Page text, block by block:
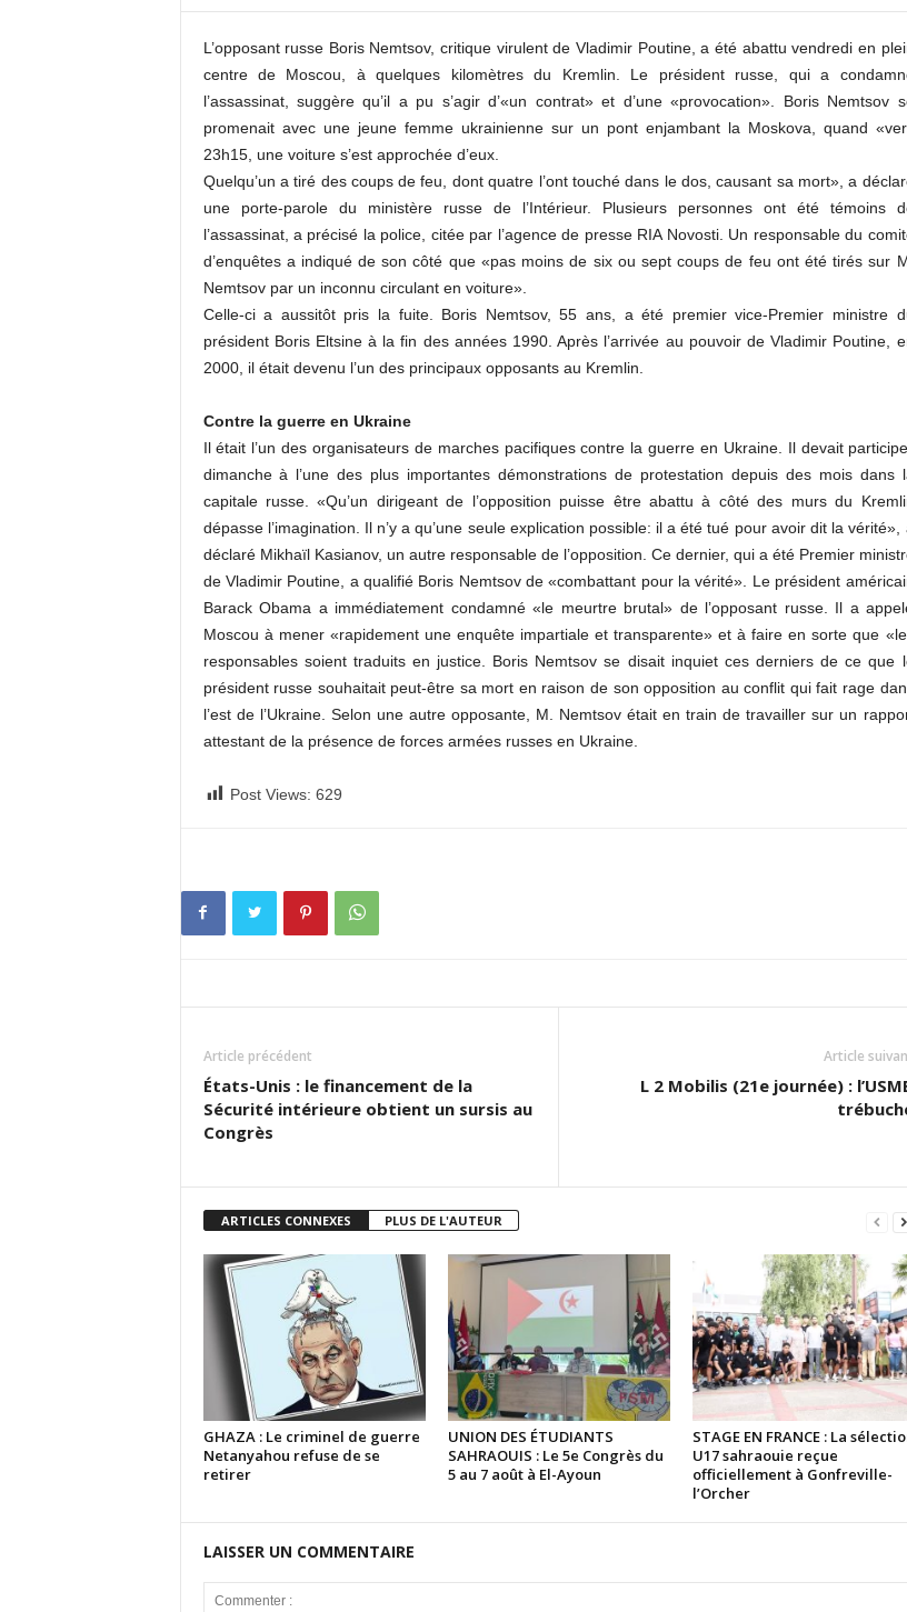
L’opposant russe Boris Nemtsov, critique virulent de Vladimir Poutine, a été abattu vendredi en
centre de Moscou, à quelques kilomètres du Kremlin. Le président russe, qui a
l’assassinat, suggère qu’il a pu s’agir d’«un contrat» et d’une «provocation». Boris Nemtsov
promenait avec une jeune femme ukrainienne sur un pont enjambant la Moskova, quand
23h15, une voiture s’est approchée d’eux.
Quelqu’un a tiré des coups de feu, dont quatre l’ont touché dans le dos, causant sa mort», a
une porte-parole du ministère russe de l’Intérieur. Plusieurs personnes ont été témoins
l’assassinat, a précisé la police, citée par l’agence de presse RIA Novosti. Un responsable du
d’enquêtes a indiqué de son côté que «pas moins de six ou sept coups de feu ont été tirés sur
Nemtsov par un inconnu circulant en voiture».
Celle-ci a aussitôt pris la fuite. Boris Nemtsov, 55 ans, a été premier vice-Premier ministre
président Boris Eltsine à la fin des années 1990. Après l’arrivée au pouvoir de Vladimir Poutine,
2000, il était devenu l’un des principaux opposants au Kremlin.
Contre la guerre en Ukraine
Il était l’un des organisateurs de marches pacifiques contre la guerre en Ukraine. Il devait
dimanche à l’une des plus importantes démonstrations de protestation depuis des mois dans
capitale russe. «Qu’un dirigeant de l’opposition puisse être abattu à côté des murs du
dépasse l’imagination. Il n’y a qu’une seule explication possible: il a été tué pour avoir dit la vérité»,
déclaré Mikhaïl Kasianov, un autre responsable de l’opposition. Ce dernier, qui a été Premier
de Vladimir Poutine, a qualifié Boris Nemtsov de «combattant pour la vérité». Le président
Barack Obama a immédiatement condamné «le meurtre brutal» de l’opposant russe. Il a
Moscou à mener «rapidement une enquête impartiale et transparente» et à faire en sorte que
responsables soient traduits en justice. Boris Nemtsov se disait inquiet ces derniers de ce que
président russe souhaitait peut-être sa mort en raison de son opposition au conflit qui fait rage
l’est de l’Ukraine. Selon une autre opposante, M. Nemtsov était en train de travailler sur un
attestant de la présence de forces armées russes en Ukraine.
Post Views: 629
Article précédent
États-Unis : le financement de la
Sécurité intérieure obtient un sursis au
Congrès
Article
L 2 Mobilis (21e journée) :
ARTICLES CONNEXES PLUS DE L'AUTEUR
GHAZA : Le criminel de guerre
Netanyahou refuse de se
retirer
UNION DES ÉTUDIANTS
SAHRAOUIS : Le 5e Congrès du
5 au 7 août à El-Ayoun
STAGE EN FRANCE : La
U17 sahraouie reçue
officiellement à Gonfreville-
l’Orcher
LAISSER UN COMMENTAIRE